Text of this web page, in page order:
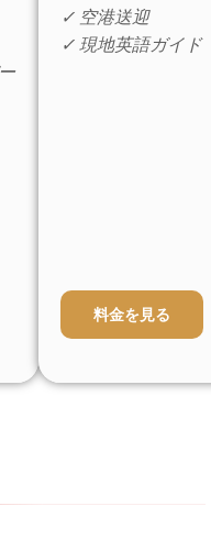
✓ 空港送迎
✓ 現地英語ガイド
料金を見る